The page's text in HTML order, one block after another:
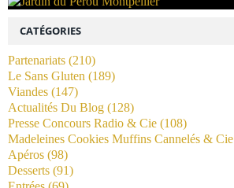
CATÉGORIES
Partenariats (210)
Le Sans Gluten (189)
Viandes (147)
Actualités Du Blog (128)
Presse Concours Radio & Cie (108)
Madeleines Cookies Muffins Cannelés & Cie
Apéros (98)
Desserts (91)